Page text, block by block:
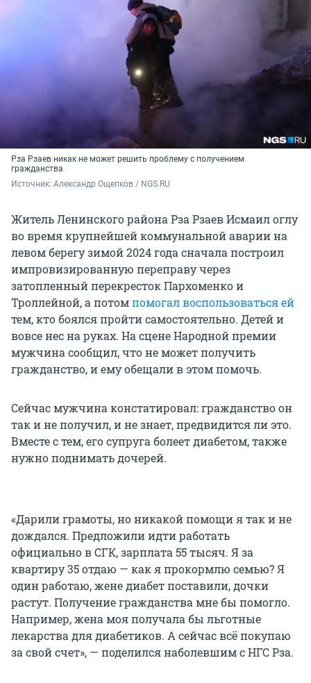
Рза Рзаев никак не может решить проблему с получением
гражданства
Источник: Александр Ощепков / NGS.RU
Житель Ленинского района Рза Рзаев Исмаил оглу
во время крупнейшей коммунальной аварии на
левом берегу зимой 2024 года сначала построил
импровизированную переправу через
затопленный перекресток Пархоменко и
Троллейной, а потомпомогал воспользоваться ей
тем, кто боялся пройти самостоятельно. Детей и
вовсе нес на руках. На сцене Народной премии
мужчина сообщил, что не может получить
гражданство, и ему обещали в этом помочь.
Сейчас мужчина констатировал: гражданство он
так и не получил, и не знает, предвидится ли это.
Вместе с тем, его супруга болеет диабетом, также
нужно поднимать дочерей.
«Дарили грамоты, но никакой помощи я так и не
дождался. Предложили идти работать
официально в СГК, зарплата 55 тысяч. Я за
квартиру 35 отдаю — как я прокормлю семью? Я
один работаю, жене диабет поставили, дочки
растут. Получение гражданства мне бы помогло.
Например, жена моя получала бы льготные
лекарства для диабетиков. А сейчас всё покупаю
за свой счет», — поделился наболевшим с НГС Рза.